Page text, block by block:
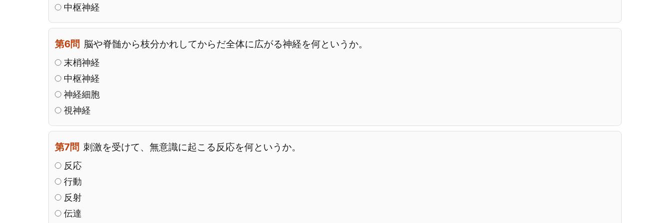
中枢神経
第6問 脳や脊髄から枝分かれしてからだ全体に広がる神経を何というか。
末梢神経
中枢神経
神経細胞
視神経
第7問 刺激を受けて、無意識に起こる反応を何というか。
反応
行動
反射
伝達